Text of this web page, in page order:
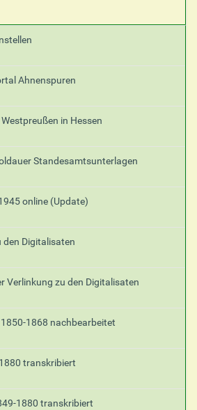
Ahnenspuren
in Hessen
Standesamtsunterlagen
online (Update)
Digitalisaten
Verlinkung zu den Digitalisaten
1868 nachbearbeitet
transkribiert
1880 transkribiert